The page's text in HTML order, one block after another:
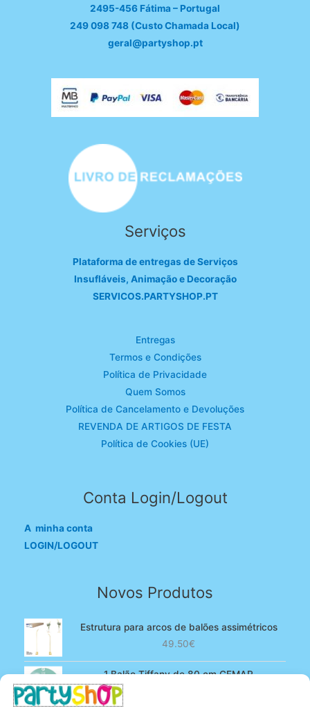
2495-456 Fátima – Portugal
249 098 748 (Custo Chamada Local)
geral@partyshop.pt
Serviços
Plataforma de entregas de Serviços
Insufláveis, Animação e Decoração
SERVICOS.PARTYSHOP.PT
Entregas
Termos e Condições
Política de Privacidade
Quem Somos
Política de Cancelamento e Devoluções
REVENDA DE ARTIGOS DE FESTA
Política de Cookies (UE)
Conta Login/Logout
A minha conta
LOGIN/LOGOUT
Novos Produtos
Estrutura para arcos de balões assimétricos
49.50€
1 Balão Tiffany de 80 cm GEMAR